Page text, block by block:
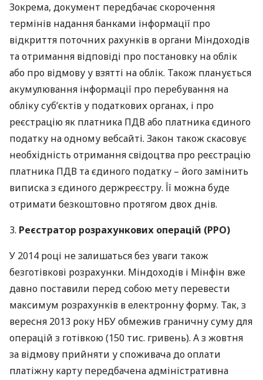
Зокрема, документ передбачає скорочення
термінів надання банками інформації про
відкриття поточних рахунків в органи Міндоходів
та отримання відповіді про постановку на облік
або про відмову у взятті на облік. Також планується
акумулювання інформації про перебування на
обліку суб’єктів у податкових органах, і про
реєстрацію як платника ПДВабо платника єдиного
податку на одному вебсайті. Закон також скасовує
необхідність отримання свідоцтва про реєстрацію
платника ПДВ та єдиного податку – його замінить
виписка з єдиного держреєстру. Її можна буде
отримати безкоштовно протягом двох днів.
3. Реєстратор розрахункових операцій (РРО)
У 2014 році не залишаться без уваги також
безготівкові розрахунки. Міндоходів і Мінфін вже
давно поставили перед собою мету перевести
максимум розрахунків в електронну форму. Так, з
вересня 2013 року НБУобмежив граничну суму для
операцій з готівкою (150 тис. гривень). А з жовтня
за відмову прийняти у споживача до оплати
платіжну карту передбачена адміністративна